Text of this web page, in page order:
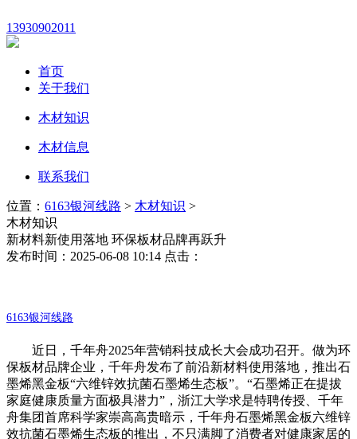
13930902011
首页
关于我们
木材知识
木材信息
联系我们
位置： 6163银河线路 > 木材知识 >
木材知识
新材料新使用落地 环保板材品牌再跃升
发布时间：2025-06-08 10:14 点击：
6163银河线路
近日，千年舟2025年营销科技成长大会成功召开。做为环
保板材品牌企业，千年舟发布了前沿新材料使用落地，推出石
墨烯黑金板“六维锌效抗菌石墨烯生态板”。“石墨烯正在提拔
家庭健康质量方面极具潜力”，浙江大学求是特聘传授、千年
舟集团首席科学家崇高高贵暗示，千年舟石墨烯黑金板六维锌
效抗菌石墨烯生态板的推出，不只满脚了消费者对健康家居的